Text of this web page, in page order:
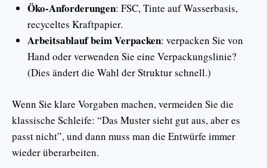
Öko-Anforderungen: FSC, Tinte auf Wasserbasis,
recyceltes Kraftpapier.
Arbeitsablauf beim Verpacken: verpacken Sie von
Hand oder verwenden Sie eine Verpackungslinie?
(Dies ändert die Wahl der Struktur schnell.)
Wenn Sie klare Vorgaben machen, vermeiden Sie die
klassische Schleife: “Das Muster sieht gut aus, aber es
passt nicht”, und dann muss man die Entwürfe immer
wieder überarbeiten.